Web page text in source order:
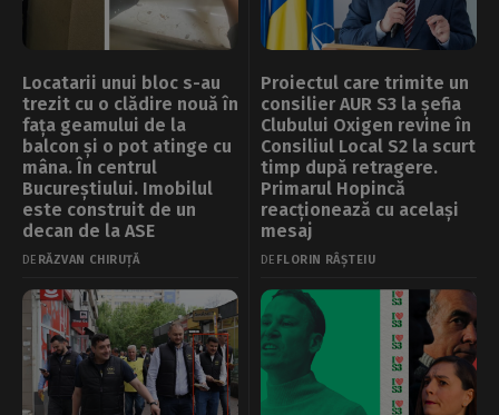
Locatarii unui bloc s-au
trezit cu o clădire nouă în
fața geamului de la
balcon și o pot atinge cu
mâna. În centrul
Bucureștiului. Imobilul
este construit de un
decan de la ASE
DE RĂZVAN CHIRUȚĂ
Proiectul care trimite un
consilier AUR S3 la șefia
Clubului Oxigen revine în
Consiliul Local S2 la scurt
timp după retragere.
Primarul Hopincă
reacționează cu același
mesaj
DE FLORIN RÂȘTEIU